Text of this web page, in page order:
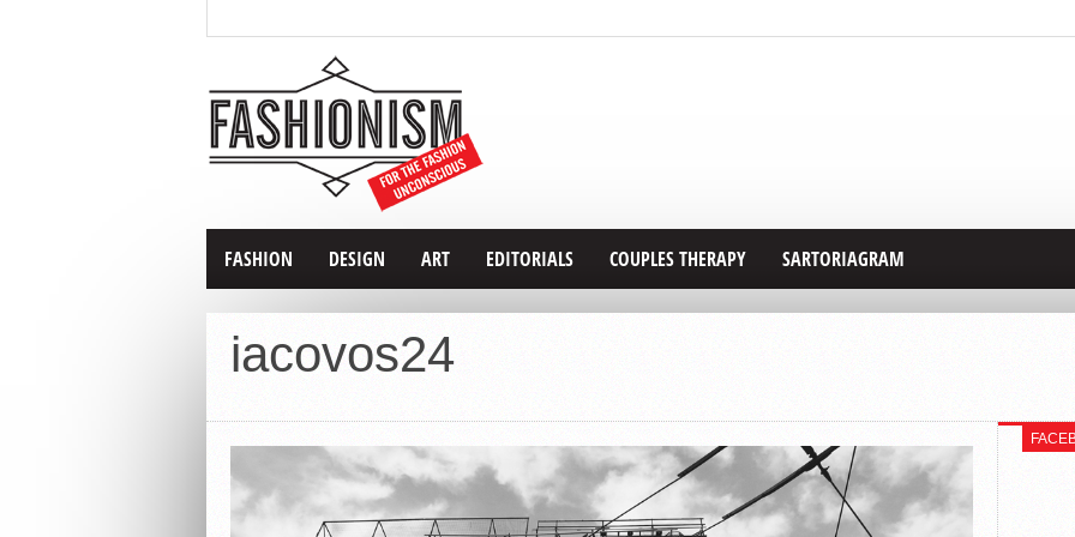
FASHION DESIGN ART EDITORIALS COUPLES THERAPY SARTORIAGRAM
iacovos24